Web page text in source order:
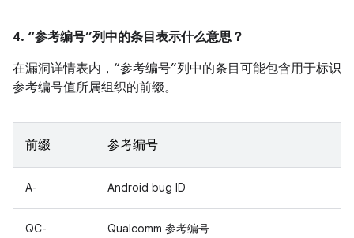
4. “参考编号”列中的条目表示什么意思？
在漏洞详情表内，“参考编号”列中的条目可能包含用于标识
参考编号值所属组织的前缀。
前缀 参考编号
A- Android bug ID
QC- Qualcomm 参考编号